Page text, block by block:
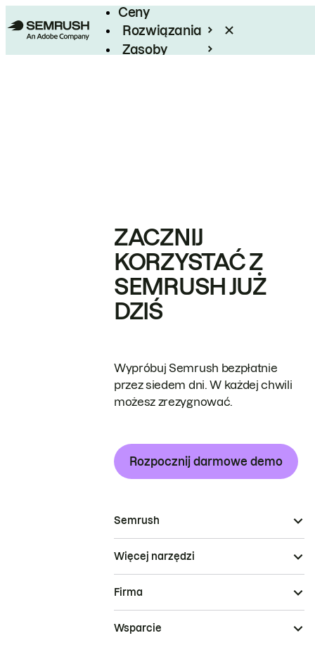
Ceny
Rozwiązania
Zasoby
ZACZNIJ
KORZYSTAĆ Z
SEMRUSH JUŻ
DZIŚ
Wypróbuj Semrush bezpłatnie
przez siedem dni. W każdej chwili
możesz zrezygnować.
Rozpocznij darmowe demo
Semrush
Więcej narzędzi
Firma
Wsparcie